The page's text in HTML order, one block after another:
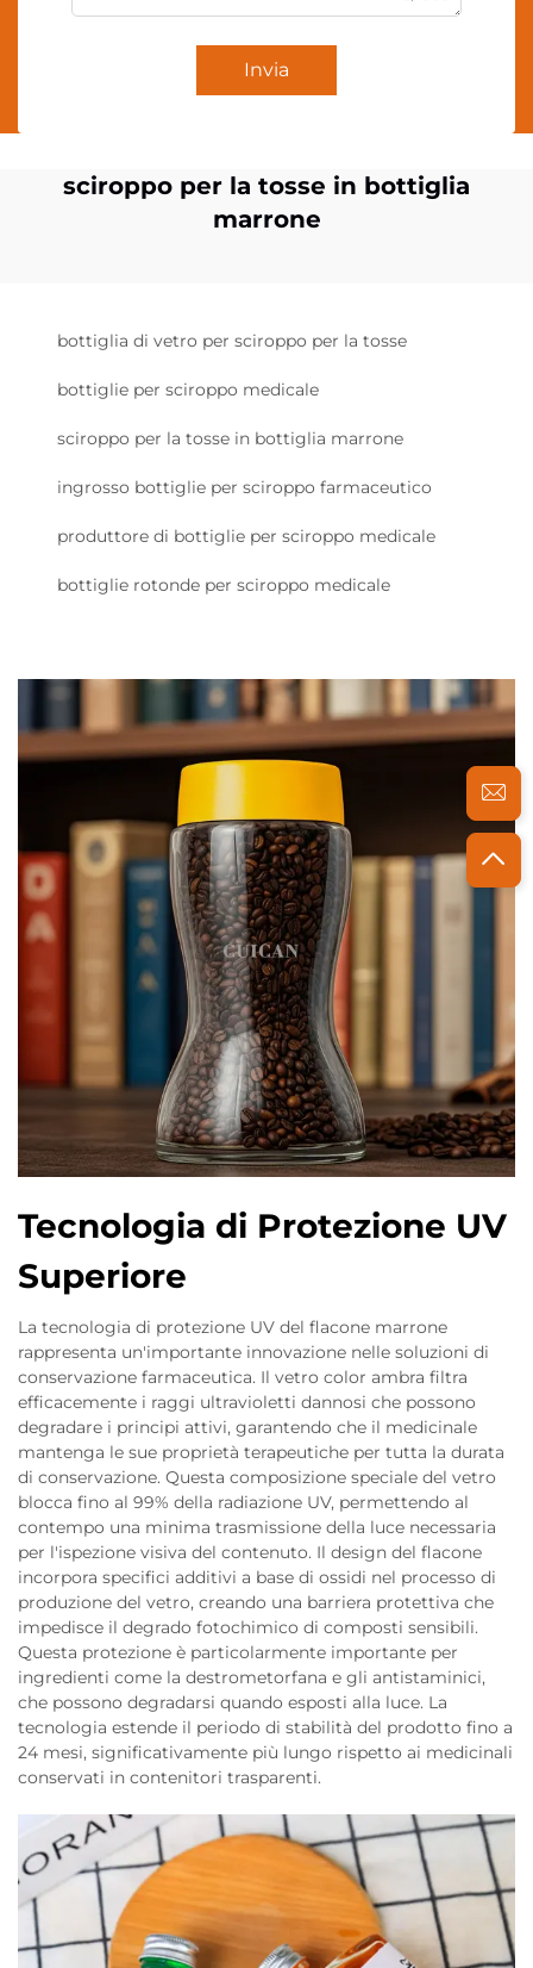
Invia
sciroppo per la tosse in bottiglia
marrone
bottiglia di vetro per sciroppo per la tosse
bottiglie per sciroppo medicale
sciroppo per la tosse in bottiglia marrone
ingrosso bottiglie per sciroppo farmaceutico
produttore di bottiglie per sciroppo medicale
bottiglie rotonde per sciroppo medicale
Tecnologia di Protezione UV
Superiore
La tecnologia di protezione UV del flacone marrone
rappresenta un'importante innovazione nelle soluzioni di
conservazione farmaceutica. Il vetro color ambra filtra
efficacemente i raggi ultravioletti dannosi che possono
degradare i principi attivi, garantendo che il medicinale
mantenga le sue proprietà terapeutiche per tutta la durata
di conservazione. Questa composizione speciale del vetro
blocca fino al 99% della radiazione UV, permettendo al
contempo una minima trasmissione della luce necessaria
per l'ispezione visiva del contenuto. Il design del flacone
incorpora specifici additivi a base di ossidi nel processo di
produzione del vetro, creando una barriera protettiva che
impedisce il degrado fotochimico di composti sensibili.
Questa protezione è particolarmente importante per
ingredienti come la destrometorfana e gli antistaminici,
che possono degradarsi quando esposti alla luce. La
tecnologia estende il periodo di stabilità del prodotto fino a
24 mesi, significativamente più lungo rispetto ai medicinali
conservati in contenitori trasparenti.